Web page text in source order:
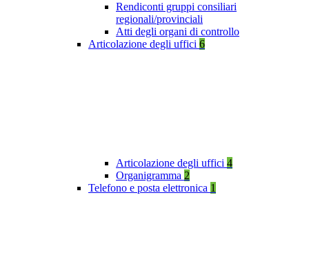
Rendiconti gruppi consiliari
regionali/provinciali
Atti degli organi di controllo
Articolazione degli uffici 6
Articolazione degli uffici 4
Organigramma 2
Telefono e posta elettronica 1